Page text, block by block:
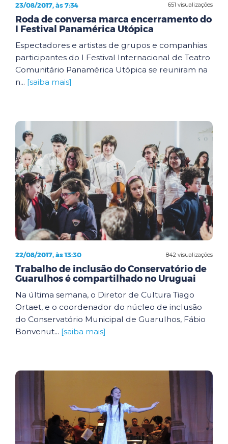
651 visualizações
23/08/2017, às 7:34
Roda de conversa marca encerramento do
I Festival Panamérica Utópica
Espectadores e artistas de grupos e companhias
participantes do I Festival Internacional de Teatro
Comunitário Panamérica Utópica se reuniram na
n... [saiba mais]
842 visualizações
22/08/2017, às 13:30
Trabalho de inclusão do Conservatório de
Guarulhos é compartilhado no Uruguai
Na última semana, o Diretor de Cultura Tiago
Ortaet, e o coordenador do núcleo de inclusão
do Conservatório Municipal de Guarulhos, Fábio
Bonvenut... [saiba mais]